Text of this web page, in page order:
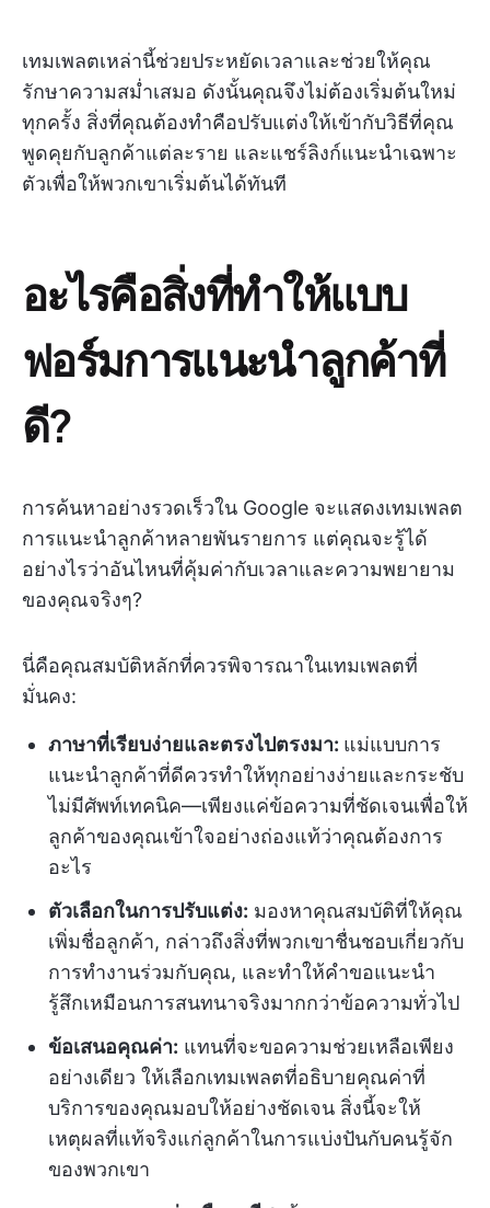
เทมเพลตเหล่านี้ช่วยประหยัดเวลาและช่วยให้คุณ
รักษาความสม่ำเสมอ ดังนั้นคุณจึงไม่ต้องเริ่มต้นใหม่
ทุกครั้ง สิ่งที่คุณต้องทำคือปรับแต่งให้เข้ากับวิธีที่คุณ
พูดคุยกับลูกค้าแต่ละราย และแชร์ลิงก์แนะนำเฉพาะ
ตัวเพื่อให้พวกเขาเริ่มต้นได้ทันที
อะไรคือสิ่งที่ทำให้แบบ
ฟอร์มการแนะนำลูกค้าที่
ดี?
การค้นหาอย่างรวดเร็วใน Google จะแสดงเทมเพลต
การแนะนำลูกค้าหลายพันรายการ แต่คุณจะรู้ได้
อย่างไรว่าอันไหนที่คุ้มค่ากับเวลาและความพยายาม
ของคุณจริงๆ?
นี่คือคุณสมบัติหลักที่ควรพิจารณาในเทมเพลตที่
มั่นคง:
ภาษาที่เรียบง่ายและตรงไปตรงมา: แม่แบบการ
แนะนำลูกค้าที่ดีควรทำให้ทุกอย่างง่ายและกระชับ
ไม่มีศัพท์เทคนิค—เพียงแค่ข้อความที่ชัดเจนเพื่อให้
ลูกค้าของคุณเข้าใจอย่างถ่องแท้ว่าคุณต้องการ
อะไร
ตัวเลือกในการปรับแต่ง: มองหาคุณสมบัติที่ให้คุณ
เพิ่มชื่อลูกค้า, กล่าวถึงสิ่งที่พวกเขาชื่นชอบเกี่ยวกับ
การทำงานร่วมกับคุณ, และทำให้คำขอแนะนำ
รู้สึกเหมือนการสนทนาจริงมากกว่าข้อความทั่วไป
ข้อเสนอคุณค่า: แทนที่จะขอความช่วยเหลือเพียง
อย่างเดียว ให้เลือกเทมเพลตที่อธิบายคุณค่าที่
บริการของคุณมอบให้อย่างชัดเจน สิ่งนี้จะให้
เหตุผลที่แท้จริงแก่ลูกค้าในการแบ่งปันกับคนรู้จัก
ของพวกเขา